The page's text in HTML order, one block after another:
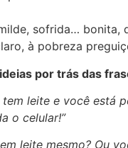
sofrida… bonita,
à pobreza
por trás das
tem leite e você está
o celular!”
leite mesmo? Ou